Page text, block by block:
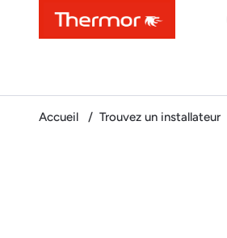
ContenuMenuRecherche
Accueil Trouvez un installateur